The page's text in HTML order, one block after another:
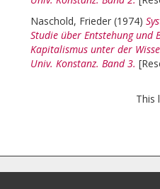
Naschold, Frieder (1974)
Studie über Entstehung und
Kapitalismus unter der
Univ. Konstanz. Band 3.
This